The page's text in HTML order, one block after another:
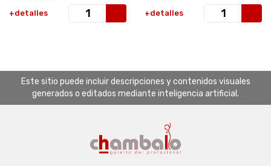
+detalles +detalles
Este sitio puede incluir descripciones y contenidos visuales
generados o editados mediante inteligencia artificial.